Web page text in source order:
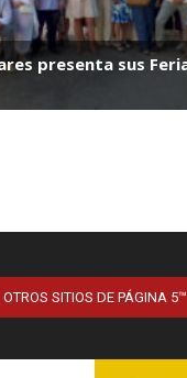
OTROS SITIOS DE PÁGINA 5™